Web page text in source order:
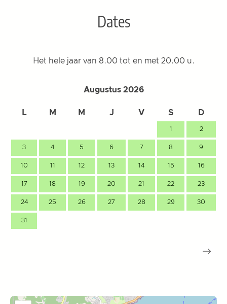
Dates
Het hele jaar van 8.00 tot en met 20.00 u.
Augustus 2026
L M M J V S D
1 2
3 4 5 6 7 8 9
10 11 12 13 14 15 16
17 18 19 20 21 22 23
24 25 26 27 28 29 30
31